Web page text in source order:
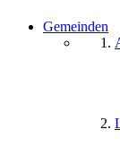
Gemeinden